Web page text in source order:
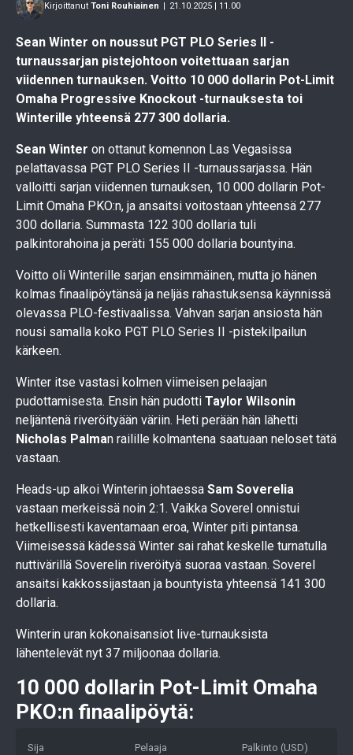
Kirjoittanut Toni Rouhiainen 21.10.2025 | 11.00
Sean Winter on noussut PGT PLO Series II -
turnaussarjan pistejohtoon voitettuaan sarjan
viidennen turnauksen. Voitto 10 000 dollarin Pot-Limit
Omaha Progressive Knockout -turnauksesta toi
Winterille yhteensä 277 300 dollaria.
Sean Winter on ottanut komennon Las Vegasissa
pelattavassa PGT PLO Series II -turnaussarjassa. Hän
valloitti sarjan viidennen turnauksen, 10 000 dollarin Pot-
Limit Omaha PKO:n, ja ansaitsi voitostaan yhteensä 277
300 dollaria. Summasta 122 300 dollaria tuli
palkintorahoina ja peräti 155 000 dollaria bountyina.
Voitto oli Winterille sarjan ensimmäinen, mutta jo hänen
kolmas finaalipöytänsä ja neljäs rahastuksensa käynnissä
olevassa PLO-festivaalissa. Vahvan sarjan ansiosta hän
nousi samalla koko PGT PLO Series II -pistekilpailun
kärkeen.
Winter itse vastasi kolmen viimeisen pelaajan
pudottamisesta. Ensin hän pudotti Taylor Wilsonin
neljäntenä riveröityään väriin. Heti perään hän lähetti
Nicholas Palman railille kolmantena saatuaan neloset tätä
vastaan.
Heads-up alkoi Winterin johtaessa Sam Soverelia
vastaan merkeissä noin 2:1. Vaikka Soverel onnistui
hetkellisesti kaventamaan eroa, Winter piti pintansa.
Viimeisessä kädessä Winter sai rahat keskelle turnatulla
nuttivärillä Soverelin riveröityä suoraa vastaan. Soverel
ansaitsi kakkossijastaan ja bountyista yhteensä 141 300
dollaria.
Winterin uran kokonaisansiot live-turnauksista
lähentelevät nyt 37 miljoonaa dollaria.
10 000 dollarin Pot-Limit Omaha
PKO:n finaalipöytä:
Sija Pelaaja Palkinto (USD)